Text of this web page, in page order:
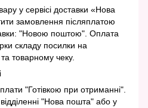
у сервісі доставки «Нова
замовлення післяплатою
"Новою поштою". Оплата
складу посилки на
товарному чеку.
"Готівкою при отриманні".
"Нова пошта" або у